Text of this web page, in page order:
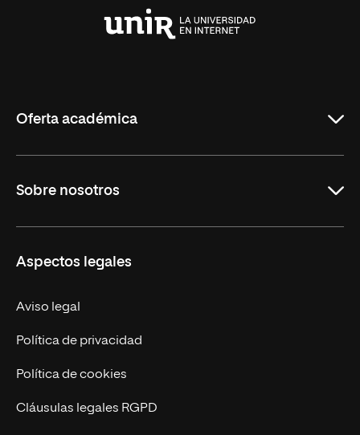
Oferta académica
Formación Continua
Sobre nosotros
Trabaja en UNIR
Actualidad
Contáctanos
Aspectos legales
Aviso legal
Política de privacidad
Política de cookies
Cláusulas legales RGPD